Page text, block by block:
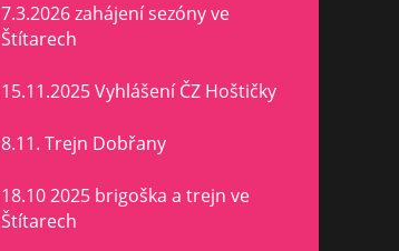
7.3.2026 zahájení sezóny ve
Štítarech
15.11.2025 Vyhlášení ČZ Hoštičky
8.11. Trejn Dobřany
18.10 2025 brigoška a trejn ve
Štítarech